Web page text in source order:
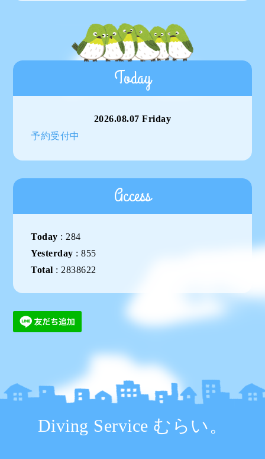
Today
2026.08.07 Friday
予約受付中
Access
Today : 284
Yesterday :855
Total : 2838622
Diving Service むらい。